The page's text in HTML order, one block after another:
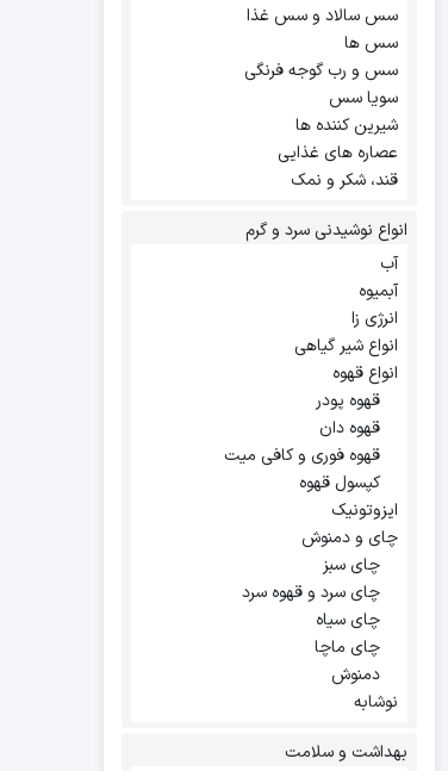
سس سالاد و سس غذا
سس ها
سس و رب گوجه فرنگی
سویا سس
شیرین کننده ها
عصاره های غذایی
قند، شکر و نمک
انواع نوشیدنی سرد و گرم
آب
آبمیوه
انرژی زا
انواع شیر گیاهی
انواع قهوه
قهوه پودر
قهوه دان
قهوه فوری و کافی میت
کپسول قهوه
ایزوتونیک
چای و دمنوش
چای سبز
چای سرد و قهوه سرد
چای سیاه
چای ماچا
دمنوش
نوشابه
بهداشت و سلامت